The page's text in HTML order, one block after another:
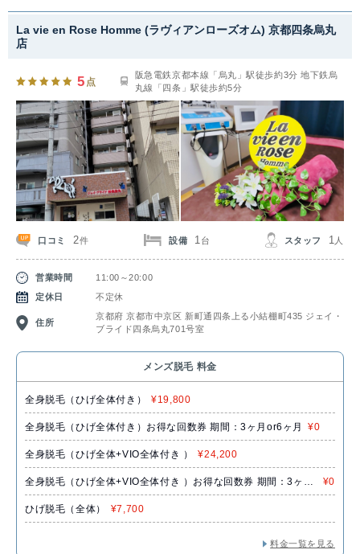
La vie en Rose Homme (ラヴィアンローズオム) 京都四条烏丸
店
5 点
阪急電鉄京都本線「烏丸」駅徒歩約3分 地下鉄烏
丸線「四条」駅徒歩約5分
口コミ 2件 設備 1台 スタッフ 1 人
営業時間
11:00～20:00
定休日
不定休
住所
京都府 京都市中京区 新町通四条上る小結棚町435 ジェイ・
ブライド四条烏丸701号室
メンズ脱毛 料金
全身脱毛（ひげ全体付き） ¥19,800
全身脱毛（ひげ全体付き）お得な回数券 期間：3ヶ月or6ヶ月 ¥0
全身脱毛（ひげ全体+VIO全体付き ） ¥24,200
全身脱毛（ひげ全体+VIO全体付き ）お得な回数券 期間：3ヶ月
or6ヶ月
¥0
ひげ脱毛（全体） ¥7,700
料金一覧を見る